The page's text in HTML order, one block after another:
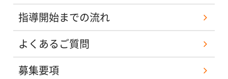
指導開始までの流れ
よくあるご質問
募集要項